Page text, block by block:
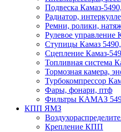
Подвеска Камаз-
Радиатор,
Ремни, ролики,
Рулевое управление
Ступицы Камаз 5490,
Сцепление Камаз-
Топливная система
Тормозная камера,
Турбокомпрессор
Фары, фонари, птф
Фильтры КАМАЗ
КПП ЯМЗ
Крепление КПП